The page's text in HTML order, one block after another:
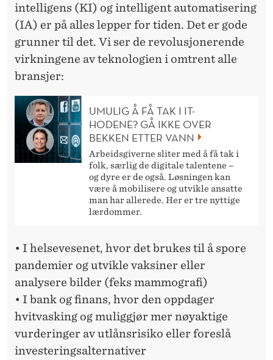
intelligens (KI) og intelligent automatisering
(IA) er på alles lepper for tiden. Det er gode
grunner til det. Vi ser de revolusjonerende
virkningene av teknologien i omtrent alle
bransjer:
UMULIG Å FÅ TAK I IT-
HODENE? GÅ IKKE OVER
BEKKEN ETTER VANN
Arbeidsgiverne sliter med å få tak i
folk, særlig de digitale talentene –
og dyre er de også. Løsningen kan
være å mobilisere og utvikle ansatte
man har allerede. Her er tre nyttige
lærdommer.
• I helsevesenet, hvor det brukes til å spore
pandemier og utvikle vaksiner eller
analysere bilder (feks mammografi)
• I bank og finans, hvor den oppdager
hvitvasking og muliggjør mer nøyaktige
vurderinger av utlånsrisiko eller foreslå
investeringsalternativer